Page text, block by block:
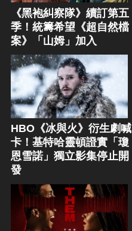
《黑袍糾察隊》續訂第五
季！統籌希望《超自然檔
案》「山姆」加入
HBO《冰與火》衍生劇喊
卡！基特哈靈頓證實「瓊
恩雪諾」獨立影集停止開
發